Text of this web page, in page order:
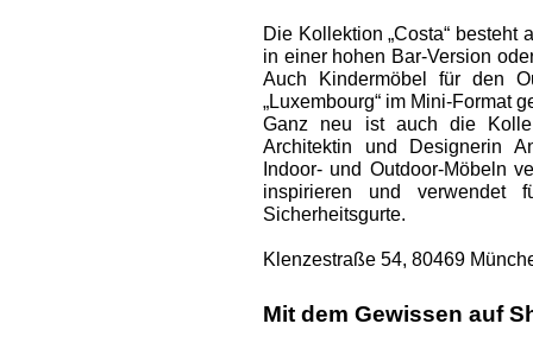
Die Kollektion „Costa“
in einer hohen Bar-Version
Auch Kindermöbel für den
„Luxembourg“ im Mini-Format
Ganz neu ist auch die
Architektin und Designerin
Indoor- und Outdoor-Möbeln
inspirieren und verwendet
Sicherheitsgurte.
Klenzestraße 54, 80469
Mit dem Gewissen auf